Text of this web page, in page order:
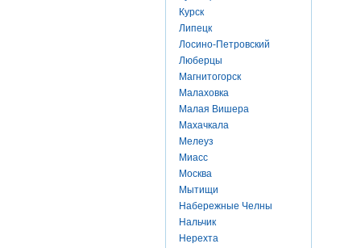
Курск
Липецк
Лосино-Петровский
Люберцы
Магнитогорск
Малаховка
Малая Вишера
Махачкала
Мелеуз
Миасс
Москва
Мытищи
Набережные Челны
Нальчик
Нерехта